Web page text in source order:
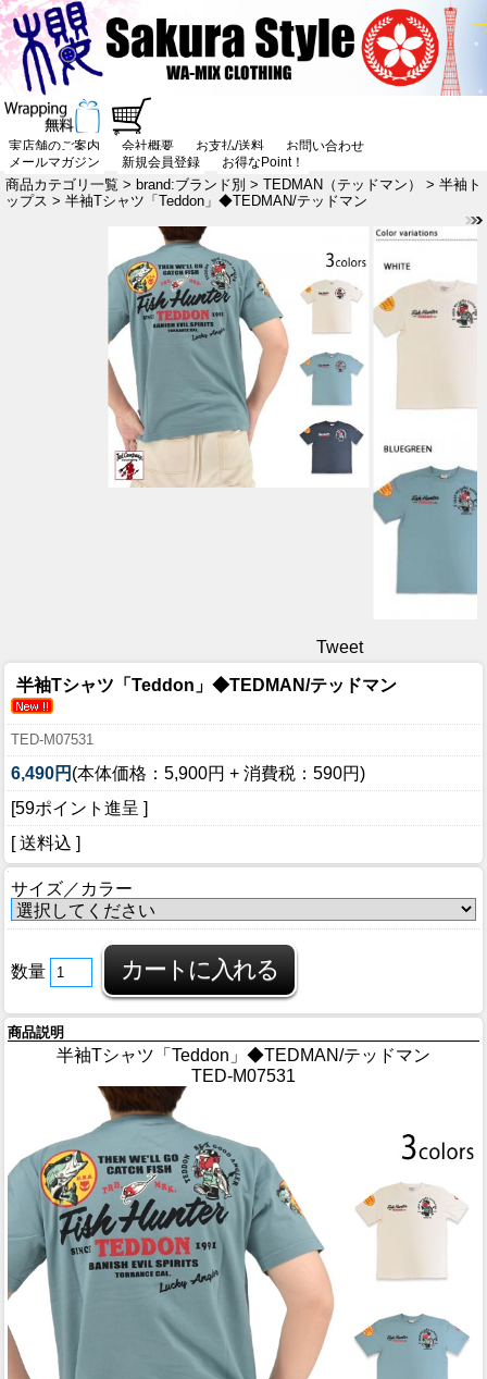
実店舗のご案内 会社概要 お支払/送料
お問い合わせ
メールマガジン
新規会員登録 お得なPoint！
商品カテゴリ一覧 > brand:ブランド別 > TEDMAN（テッドマン） > 半袖ト
ップス > 半袖Tシャツ「Teddon」◆TEDMAN/テッドマン
Tweet
半袖Tシャツ「Teddon」◆TEDMAN/テッドマン
TED-M07531
6,490円 (本体価格：5,900円 + 消費税：590円)
[59ポイント進呈 ]
[ 送料込 ]
サイズ／カラー
数量
商品説明
半袖Tシャツ「Teddon」◆TEDMAN/テッドマン
TED-M07531